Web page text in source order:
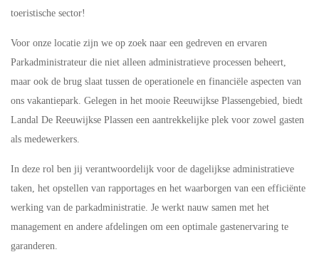
toeristische sector!
Voor onze locatie zijn we op zoek naar een gedreven en ervaren
Parkadministrateur die niet alleen administratieve processen beheert,
maar ook de brug slaat tussen de operationele en financiële aspecten van
ons vakantiepark. Gelegen in het mooie Reeuwijkse Plassengebied, biedt
Landal De Reeuwijkse Plassen een aantrekkelijke plek voor zowel gasten
als medewerkers.
In deze rol ben jij verantwoordelijk voor de dagelijkse administratieve
taken, het opstellen van rapportages en het waarborgen van een efficiënte
werking van de parkadministratie. Je werkt nauw samen met het
management en andere afdelingen om een optimale gastenervaring te
garanderen.